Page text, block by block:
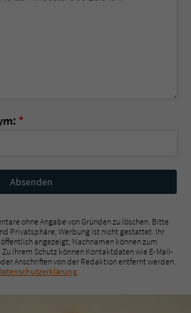
*
ohne Angabe von Gründen zu löschen. Bitte
Privatsphäre; Werbung ist nicht gestattet. Ihr
angezeigt; Nachnamen können zum
Ihrem Schutz können Kontaktdaten wie E-Mail-
Anschriften von der Redaktion entfernt werden.